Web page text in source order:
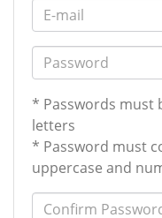
* Passwords must
letters
* Password must
uppercase and